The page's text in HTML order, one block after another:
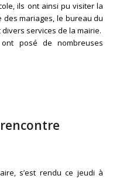
ils ont ainsi pu visiter la
des mariages, le bureau du
services de la mairie.
posé de nombreuses
s’est rendu ce jeudi à